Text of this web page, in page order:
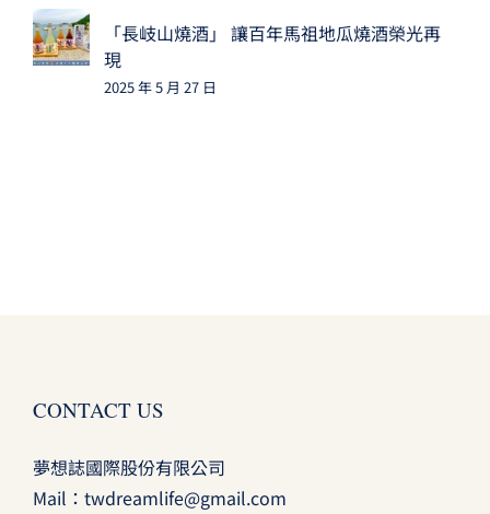
「長岐山燒酒」 讓百年馬祖地瓜燒酒榮光再
現
2025 年 5 月 27 日
CONTACT US
夢想誌國際股份有限公司
Mail： twdreamlife@gmail.com